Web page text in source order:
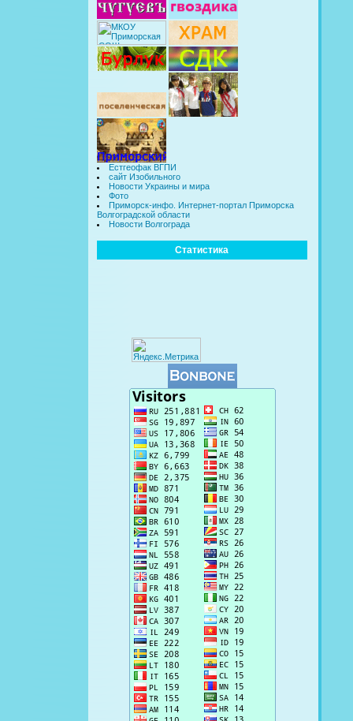
Естгеофак ВГПИ
сайт Изобильного
Новости Украины и мира
Фото
Приморск-инфо. Интернет-портал Приморска
Волгоградской области
Новости Волгограда
Статистика